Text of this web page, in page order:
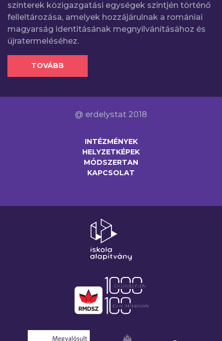
színterek közigazgatási egységek szintjén történő
felleltározása, amelyek hozzájárulnak a romániai
magyarság identitásának megnyilvánításához és
újratermeléséhez.
TOVÁBB
@ erdelystat 2018
INTÉZMÉNYEK
HELYZETKÉPEK
MÓDSZERTAN
KAPCSOLAT